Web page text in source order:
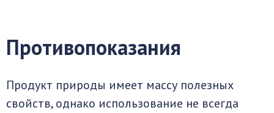
Противопоказания
Продукт природы имеет массу полезных
свойств, однако использование не всегда